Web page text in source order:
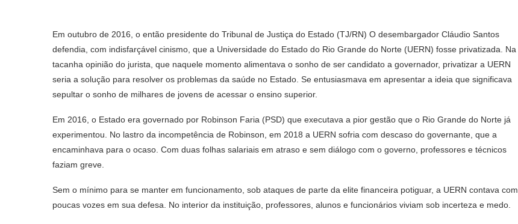
Em outubro de 2016, o então presidente do Tribunal de Justiça do Estado (TJ/RN) O desembargador Cláudio Santos
defendia, com indisfarçável cinismo, que a Universidade do Estado do Rio Grande do Norte (UERN) fosse privatizada. Na
tacanha opinião do jurista, que naquele momento alimentava o sonho de ser candidato a governador, privatizar a UERN
seria a solução para resolver os problemas da saúde no Estado. Se entusiasmava em apresentar a ideia que significava
sepultar o sonho de milhares de jovens de acessar o ensino superior.
Em 2016, o Estado era governado por Robinson Faria (PSD) que executava a pior gestão que o Rio Grande do Norte já
experimentou. No lastro da incompetência de Robinson, em 2018 a UERN sofria com descaso do governante, que a
encaminhava para o ocaso. Com duas folhas salariais em atraso e sem diálogo com o governo, professores e técnicos
faziam greve.
Sem o mínimo para se manter em funcionamento, sob ataques de parte da elite financeira potiguar, a UERN contava com
poucas vozes em sua defesa. No interior da instituição, professores, alunos e funcionários viviam sob incerteza e medo.